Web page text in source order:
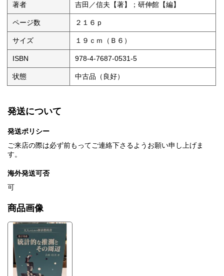
著者 吉田／信夫【著】；研伸館【編】
ページ数 ２１６ｐ
サイズ １９ｃｍ（Ｂ６）
ISBN 978-4-7687-0531-5
状態 中古品（良好）
発送について
発送ポリシー
ご来店の際は必ず前もってご連絡下さるようお願い申し上げま
す。
海外発送可否
可
商品画像